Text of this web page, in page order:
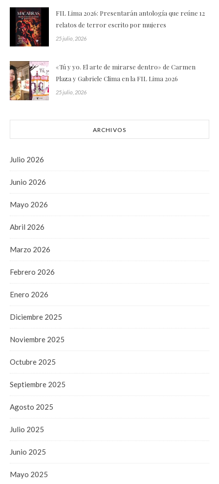
FIL Lima 2026: Presentarán antología que reúne 12
relatos de terror escrito por mujeres
25 julio, 2026
«Tú y yo. El arte de mirarse dentro» de Carmen
Plaza y Gabriele Clima en la FIL Lima 2026
25 julio, 2026
ARCHIVOS
Julio 2026
Junio 2026
Mayo 2026
Abril 2026
Marzo 2026
Febrero 2026
Enero 2026
Diciembre 2025
Noviembre 2025
Octubre 2025
Septiembre 2025
Agosto 2025
Julio 2025
Junio 2025
Mayo 2025